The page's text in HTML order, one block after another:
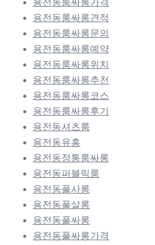
용전동룸싸롱견적
용전동룸싸롱문의
용전동룸싸롱예약
용전동룸싸롱위치
용전동룸싸롱추천
용전동룸싸롱코스
용전동룸싸롱후기
용전동셔츠룸
용전동유흥
용전동정통룸싸롱
용전동퍼블릭룸
용전동풀사롱
용전동풀살롱
용전동풀싸롱
용전동풀싸롱가격